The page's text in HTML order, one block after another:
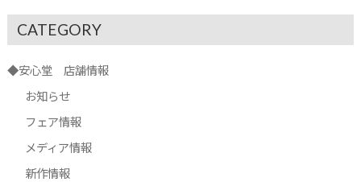
CATEGORY
◆安心堂 店舗情報
お知らせ
フェア情報
メディア情報
新作情報